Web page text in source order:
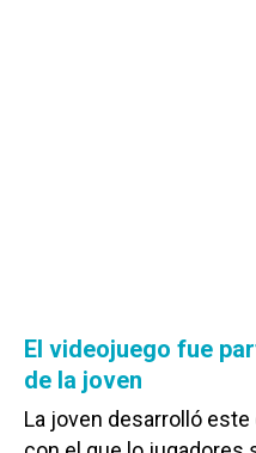
El videojuego fue
de la joven
La joven desarrolló